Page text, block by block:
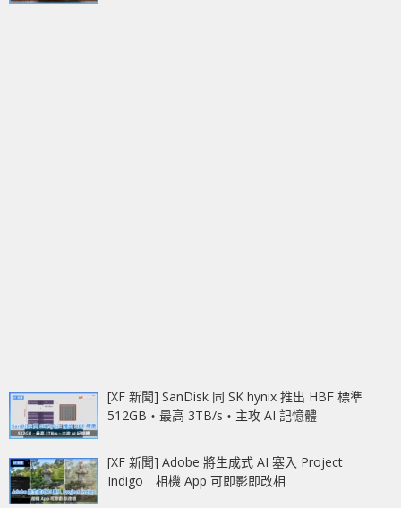
[XF 新聞] SanDisk 同 SK hynix 推出 HBF 標準
512GB‧最高 3TB/s‧主攻 AI 記憶體
[XF 新聞] Adobe 將生成式 AI 塞入 Project
Indigo 相機 App 可即影即改相